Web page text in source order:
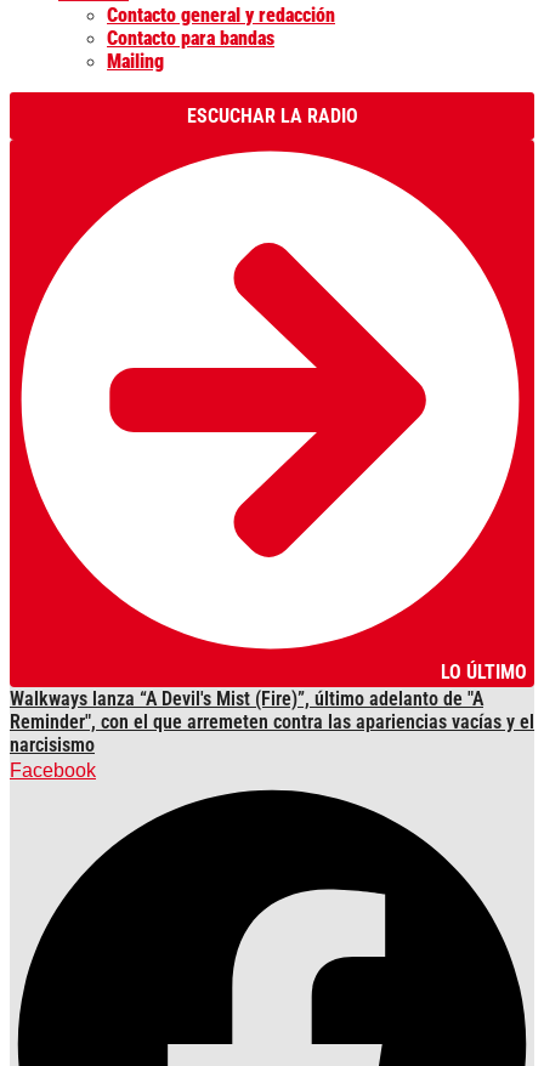
Contacto general y redacción
Contacto para bandas
Mailing
ESCUCHAR LA RADIO
LO ÚLTIMO
Walkways lanza “A Devil's Mist (Fire)”, último adelanto de "A
Reminder", con el que arremeten contra las apariencias vacías y el
narcisismo
Facebook